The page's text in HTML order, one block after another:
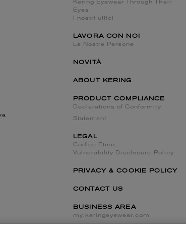
Kering Eyewear Through Their
Eyes
I nostri uffici
LAVORA CON NOI
Le Nostre Persone
NOVITÀ
ABOUT KERING
PRODUCT COMPLIANCE
Declarations of Conformity
Statement
LEGAL
CodIce Etico
Vulnerability Disclosure Policy
PRIVACY & COOKIE POLICY
CONTACT US
BUSINESS AREA
my.keringeyewear.com